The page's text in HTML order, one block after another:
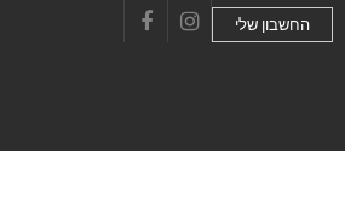
Instagram
החשבון שלי